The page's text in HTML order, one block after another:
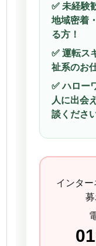
✅ 未経験
地域密着
る方！
✅ 運転ス
祉系のお
✅ ハロー
人に出会
談くださ
インタ